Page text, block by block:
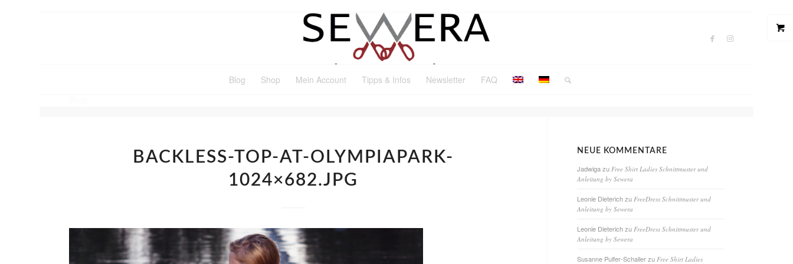
Blog Shop Mein Account Tipps & Infos Newsletter FAQ
BACKLESS-TOP-AT-OLYMPIAPARK-
1024×682.JPG
NEUE KOMMENTARE
Jadwigazu Free Shirt Ladies Schnittmuster und
Anleitung by Sewera
Leonie Dieterichzu FreeDress Schnittmuster und
Anleitung by Sewera
Leonie Dieterichzu FreeDress Schnittmuster und
Anleitung by Sewera
Susanne Pulfer-Schallerzu Free Shirt Ladies